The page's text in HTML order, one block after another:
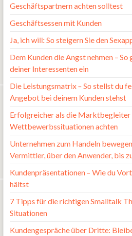
Geschäftspartnern achten solltest
Geschäftsessen mit Kunden
Ja, ich will: So steigern Sie den
Dem Kunden die Angst nehmen –
deiner Interessenten ein
Die Leistungsmatrix – So stellst du
Angebot bei deinem Kunden stehst
Erfolgreicher als die Marktbegleiter
Wettbewerbssituationen achten
Unternehmen zum Handeln
Vermittler, über den Anwender, bis
Kundenpräsentationen – Wie du
hältst
7 Tipps für die richtigen Smalltalk
Situationen
Kundengespräche über Dritte: